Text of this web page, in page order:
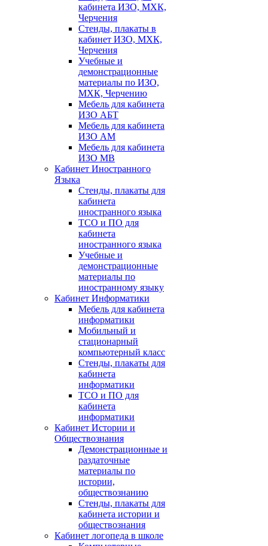
кабинета ИЗО, МХК,
Черчения
Стенды, плакаты в
кабинет ИЗО, МХК,
Черчения
Учебные и
демонстрационные
материалы по ИЗО,
МХК, Черчению
Мебель для кабинета
ИЗО АБТ
Мебель для кабинета
ИЗО АМ
Мебель для кабинета
ИЗО МВ
Кабинет Иностранного
Языка
Стенды, плакаты для
кабинета
иностранного языка
ТСО и ПО для
кабинета
иностранного языка
Учебные и
демонстрационные
материалы по
иностранному языку
Кабинет Информатики
Мебель для кабинета
информатики
Мобильный и
стационарный
компьютерный класс
Стенды, плакаты для
кабинета
информатики
ТСО и ПО для
кабинета
информатики
Кабинет Истории и
Обществознания
Демонстрационные и
раздаточные
материалы по
истории,
обществознанию
Стенды, плакаты для
кабинета истории и
обществознания
Кабинет логопеда в школе